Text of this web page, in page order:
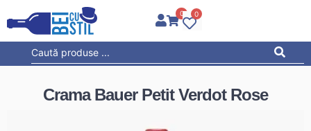
0 0
Crama Bauer Petit Verdot Rose